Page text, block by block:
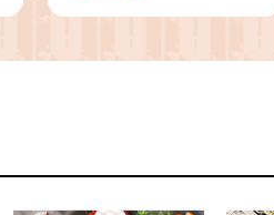
国産 魚 シシャモ 魚介